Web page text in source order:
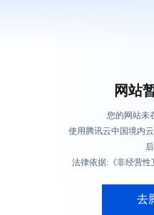
网站
您的网站未
使用腾讯云中国境内
法律依据:《非经营性
去